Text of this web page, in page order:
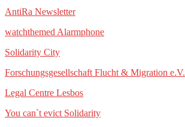
AntiRa Newsletter
watchthemed Alarmphone
Solidarity City
Forschungsgesellschaft Flucht & Migration e.V.
Legal Centre Lesbos
You can`t evict Solidarity